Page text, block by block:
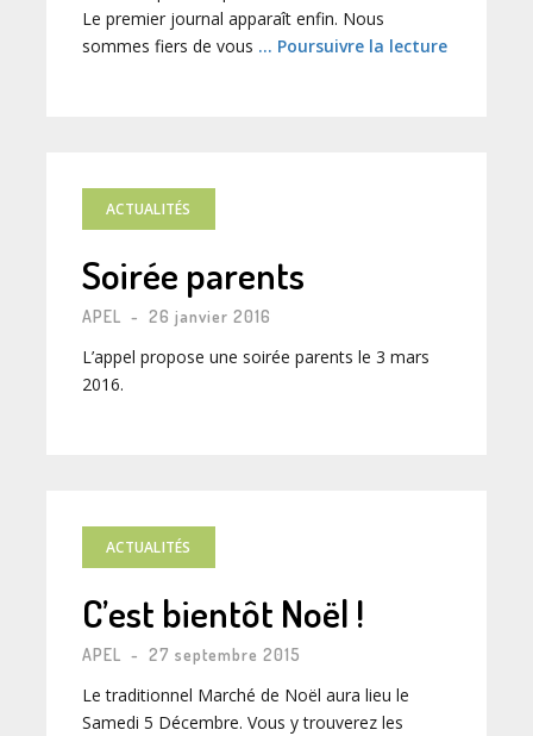
Le premier journal apparaît enfin. Nous
sommes fiers de vous … Poursuivre la lecture
ACTUALITÉS
Soirée parents
APEL - 26 janvier 2016
L’appel propose une soirée parents le 3 mars
2016.
ACTUALITÉS
C’est bientôt Noël !
APEL - 27 septembre 2015
Le traditionnel Marché de Noël aura lieu le
Samedi 5 Décembre. Vous y trouverez les